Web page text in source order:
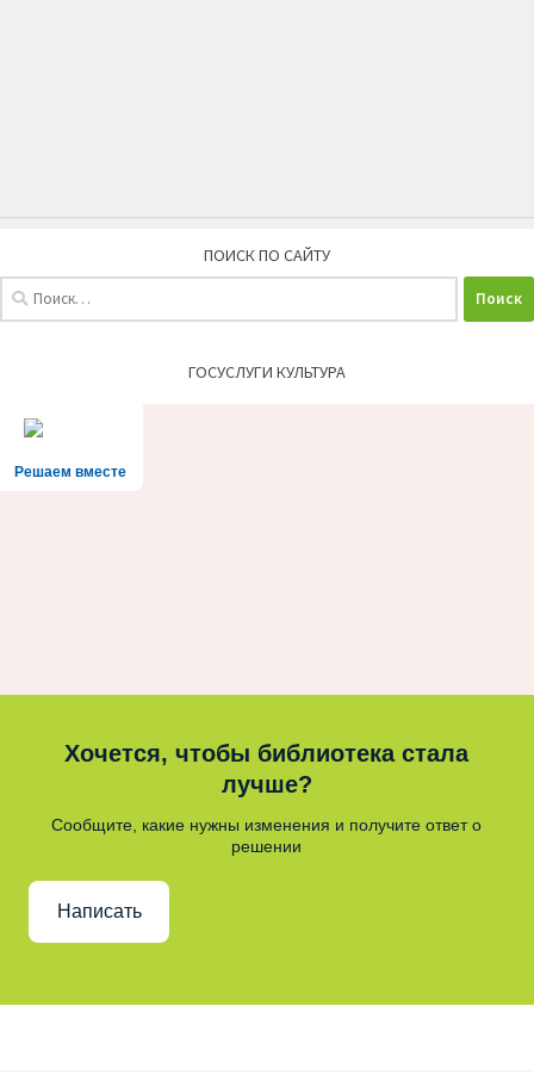
ПОИСК ПО САЙТУ
ГОСУСЛУГИ КУЛЬТУРА
Решаем вместе
Хочется, чтобы библиотека стала
лучше?
Сообщите, какие нужны изменения и получите ответ о
решении
Написать